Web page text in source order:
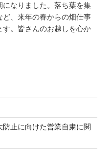
なりました。落ち葉を集
、来年の春からの畑仕事
す。皆さんのお越しを心か
止に向けた営業自粛に関